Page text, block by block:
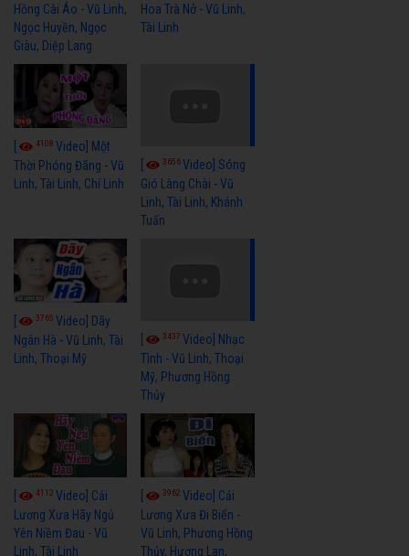
Hồng Cài Áo - Vũ Linh,
Ngọc Huyền, Ngọc
Giàu, Diệp Lang
Hoa Trà Nở - Vũ Linh,
Tài Linh
4108 Video] Một
Thời Phóng Đãng - Vũ
Linh, Tài Linh, Chí Linh
3656Video] Sóng
Gió Làng Chài - Vũ
Linh, Tài Linh, Khánh
Tuấn
3765 Video] Dãy
Ngân Hà - Vũ Linh, Tài
Linh, Thoại Mỹ
3437Video] Nhạc
Tình - Vũ Linh, Thoại
Mỹ, Phương Hồng
Thủy
4112 Video] Cải
Lương Xưa Hãy Ngủ
Yên Niềm Đau - Vũ
Linh, Tài Linh
3962Video] Cải
Lương Xưa Đi Biển -
Vũ Linh, Phương Hồng
Thủy, Hương Lan,